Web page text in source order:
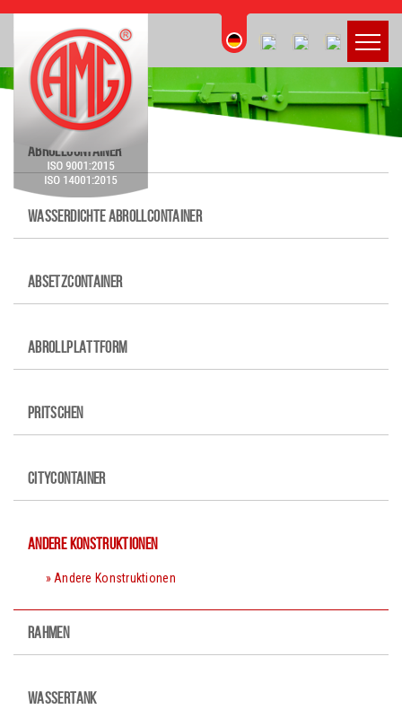
ABROLLCONTAINER
WASSERDICHTE ABROLLCONTAINER
ABSETZCONTAINER
ABROLLPLATTFORM
PRITSCHEN
CITYCONTAINER
ANDERE KONSTRUKTIONEN
Andere Konstruktionen
RAHMEN
WASSERTANK